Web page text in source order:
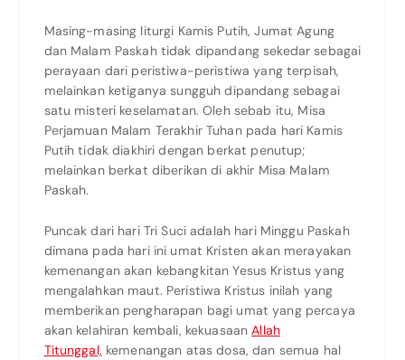
Masing-masing liturgi Kamis Putih, Jumat Agung
dan Malam Paskah tidak dipandang sekedar sebagai
perayaan dari peristiwa-peristiwa yang terpisah,
melainkan ketiganya sungguh dipandang sebagai
satu misteri keselamatan. Oleh sebab itu, Misa
Perjamuan Malam Terakhir Tuhan pada hari Kamis
Putih tidak diakhiri dengan berkat penutup;
melainkan berkat diberikan di akhir Misa Malam
Paskah.
Puncak dari hari Tri Suci adalah hari Minggu Paskah
dimana pada hari ini umat Kristen akan merayakan
kemenangan akan kebangkitan Yesus Kristus yang
mengalahkan maut. Peristiwa Kristus inilah yang
memberikan pengharapan bagi umat yang percaya
akan kelahiran kembali, kekuasaan Allah
Titunggal, kemenangan atas dosa, dan semua hal